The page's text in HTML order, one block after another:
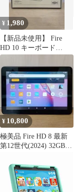
¥ 1,980
【新品未使用】 Fire
HD 10 キーボード
B08WSHW5G2
¥ 10,800
極美品 Fire HD 8 最新
第12世代(2024) 32GB